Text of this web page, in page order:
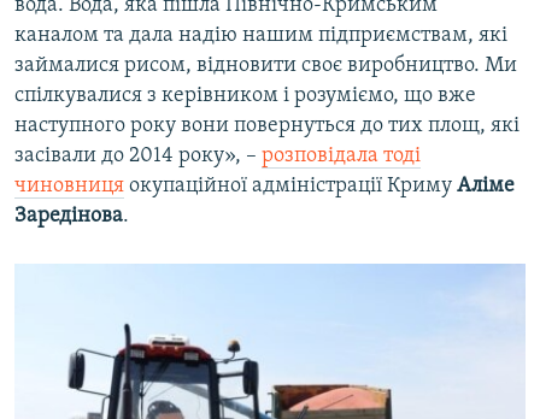
вода. Вода, яка пішла Північно-Кримським
каналом та дала надію нашим підприємствам, які
займалися рисом, відновити своє виробництво. Ми
спілкувалися з керівником і розуміємо, що вже
наступного року вони повернуться до тих площ, які
засівали до 2014 року», – розповідала тоді
чиновниця окупаційної адміністрації Криму Аліме
Заредінова.